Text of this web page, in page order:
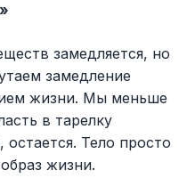
замедляется, но
замедление
жизни. Мы меньше
в тарелку
Тело просто
жизни.